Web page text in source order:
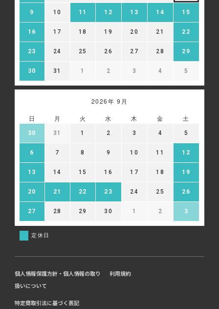
9 10 11 12 13 14 15
16 17 18 19 20 21 22
23 24 25 26 27 28 29
30 31 1 2 3 4 5
2026年 9月
日 月 火 水 木 金 土
30 31 1 2 3 4 5
6 7 8 9 10 11 12
13 14 15 16 17 18 19
20 21 22 23 24 25 26
27 28 29 30 1 2 3
定休日
個人情報保護方針・個人情報の取り
扱いについて
利用規約
特定商取引法に基づく表記